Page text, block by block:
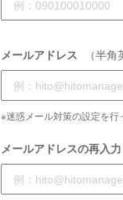
メールアドレス （半角
※迷惑メール対策の設定を
メールアドレスの再入力